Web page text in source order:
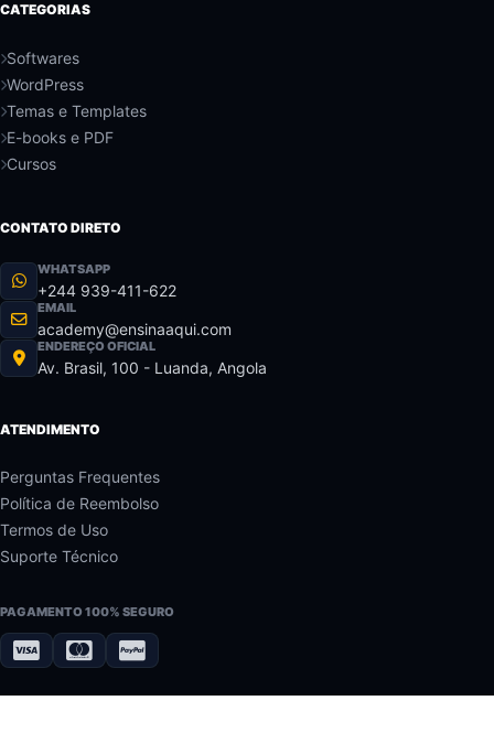
CATEGORIAS
Softwares
WordPress
Temas e Templates
E-books e PDF
Cursos
CONTATO DIRETO
WHATSAPP
+244 939-411-622
EMAIL
academy@ensinaaqui.com
ENDEREÇO OFICIAL
Av. Brasil, 100 - Luanda, Angola
ATENDIMENTO
Perguntas Frequentes
Política de Reembolso
Termos de Uso
Suporte Técnico
PAGAMENTO 100% SEGURO